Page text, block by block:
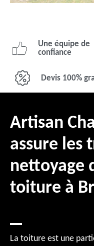
Une équipe de
confiance
Devis 100%
Artisan
assure les
nettoyage
toiture à
La toiture est une